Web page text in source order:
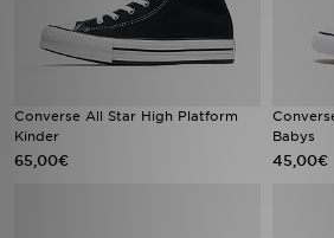
Converse All Star High Platform
Kinder
65,00€
Babys
45,00€